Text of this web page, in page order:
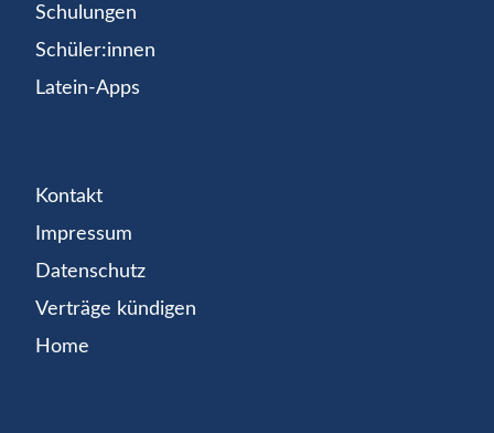
Schulungen
Schüler:innen
Latein-Apps
Kontakt
Impressum
Datenschutz
Verträge kündigen
Home